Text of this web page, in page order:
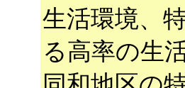
生活環境、
る高率の生